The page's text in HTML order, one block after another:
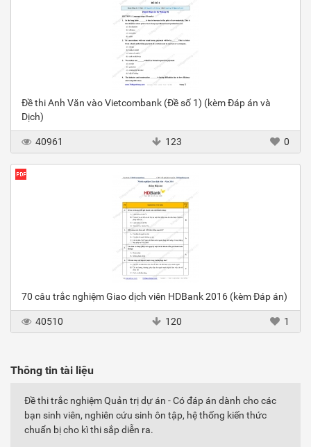
Đề thi Anh Văn vào Vietcombank (Đề số 1) (kèm Đáp án và
Dịch)
40961 123 0
70 câu trắc nghiệm Giao dịch viên HDBank 2016 (kèm Đáp án)
40510 120 1
Thông tin tài liệu
Đề thi trắc nghiệm Quản trị dự án - Có đáp án dành cho các
bạn sinh viên, nghiên cứu sinh ôn tập, hệ thống kiến thức
chuẩn bị cho kì thi sắp diễn ra.